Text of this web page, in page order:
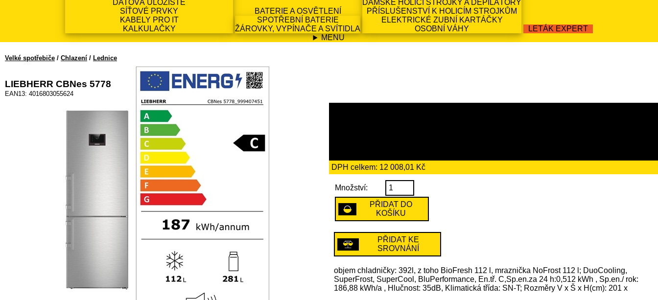
DATOVÁ ÚLOŽIŠTĚ
SÍŤOVÉ PRVKY
KABELY PRO IT
KALKULAČKY
BATERIE A OSVĚTLENÍ
SPOTŘEBNÍ BATERIE
ŽÁROVKY, VYPÍNAČE A SVÍTIDLA
DÁMSKÉ HOLICÍ STROJKY A DEPILÁTORY
PŘÍSLUŠENSTVÍ K HOLICÍM STROJKŮM
ELEKTRICKÉ ZUBNÍ KARTÁČKY
OSOBNÍ VÁHY
LETÁK EXPERT
MENU
Velké spotřebiče / Chlazení / Lednice
LIEBHERR CBNes 5778
EAN13: 4016803055624
DPH celkem: 12 008,01 Kč
Množství:
PŘIDAT DO
KOŠÍKU
PŘIDAT KE
SROVNÁNÍ
objem chladničky: 392l, z toho BioFresh 112 l, mraznička NoFrost 112 l; DuoCooling,
SuperFrost, SuperCool, BluPerformance, En.tř. C,Sp.en.za 24 h:0,512 kWh , Sp.en./ rok:
186,88 kWh/a , Hlučnost: 35dB, Klimatická třída: SN-T; Rozměry V x Š x H(cm): 201 x